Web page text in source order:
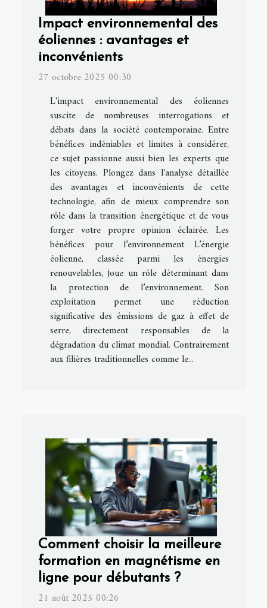
Impact environnemental des
éoliennes : avantages et
inconvénients
27 octobre 2025 00:30
L'impact environnemental des éoliennes
suscite de nombreuses interrogations et
débats dans la société contemporaine. Entre
bénéfices indéniables et limites à considérer,
ce sujet passionne aussi bien les experts que
les citoyens. Plongez dans l'analyse détaillée
des avantages et inconvénients de cette
technologie, afin de mieux comprendre son
rôle dans la transition énergétique et de vous
forger votre propre opinion éclairée. Les
bénéfices pour l’environnement L’énergie
éolienne, classée parmi les énergies
renouvelables, joue un rôle déterminant dans
la protection de l’environnement. Son
exploitation permet une réduction
significative des émissions de gaz à effet de
serre, directement responsables de la
dégradation du climat mondial. Contrairement
aux filières traditionnelles comme le...
Comment choisir la meilleure
formation en magnétisme en
ligne pour débutants ?
21 août 2025 00:26